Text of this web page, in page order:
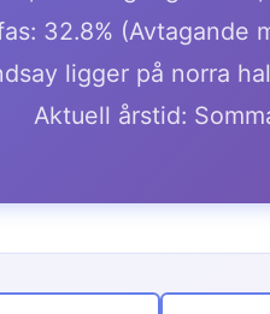
32.8% (Avtagande
ligger på norra
Aktuell årstid: